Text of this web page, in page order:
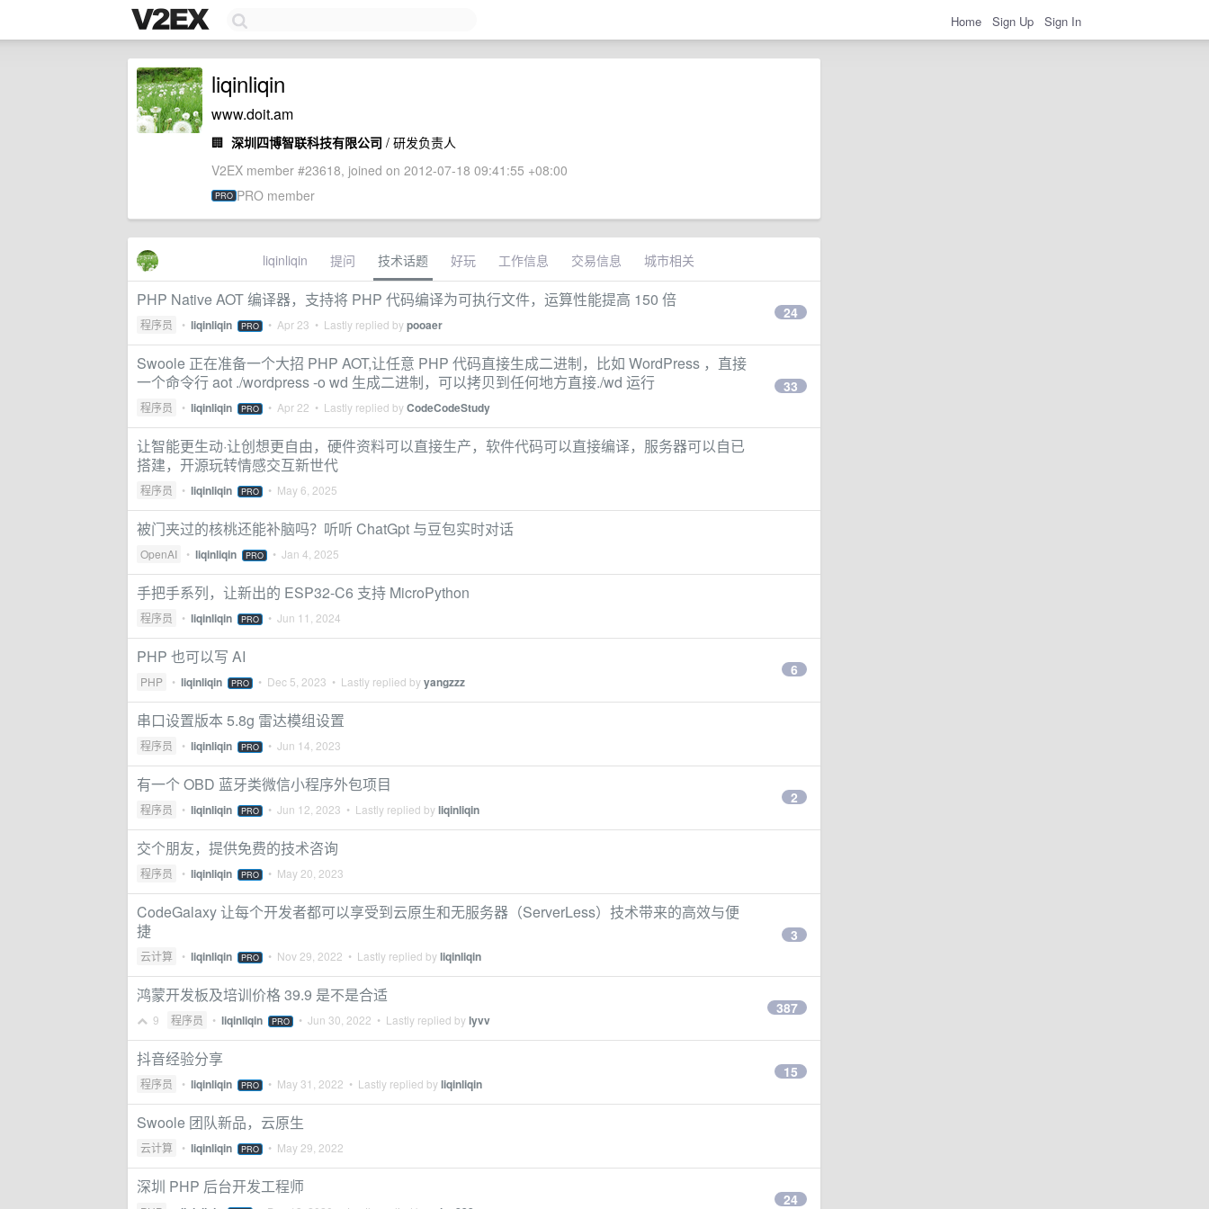
Home Sign Up Sign In
liqinliqin
www.doit.am
🏢 深圳四博智联科技有限公司 / 研发负责人
V2EX member #23618, joined on 2012-07-18 09:41:55 +08:00
PRO PRO member
liqinliqin 提问 技术话题 好玩 工作信息 交易信息 城市相关
PHP Native AOT 编译器，支持将 PHP 代码编译为可执行文件，运算性能提高 150 倍
程序员 • liqinliqin PRO • Apr 23 • Lastly replied bypooaer
24
Swoole 正在准备一个大招 PHP AOT,让任意 PHP 代码直接生成二进制，比如 WordPress ，直接
一个命令行 aot ./wordpress -o wd 生成二进制，可以拷贝到任何地方直接./wd 运行
程序员 • liqinliqin PRO • Apr 22 • Lastly replied byCodeCodeStudy
33
让智能更生动·让创想更自由，硬件资料可以直接生产，软件代码可以直接编译，服务器可以自已
搭建，开源玩转情感交互新世代
程序员 • liqinliqin PRO • May 6, 2025
被门夹过的核桃还能补脑吗？听听 ChatGpt 与豆包实时对话
OpenAI • liqinliqin PRO • Jan 4, 2025
手把手系列，让新出的 ESP32-C6 支持 MicroPython
程序员 • liqinliqin PRO • Jun 11, 2024
PHP 也可以写 AI
PHP • liqinliqin PRO • Dec 5, 2023 • Lastly replied byyangzzz
6
串口设置版本 5.8g 雷达模组设置
程序员 • liqinliqin PRO • Jun 14, 2023
有一个 OBD 蓝牙类微信小程序外包项目
程序员 • liqinliqin PRO • Jun 12, 2023 • Lastly replied byliqinliqin
2
交个朋友，提供免费的技术咨询
程序员 • liqinliqin PRO • May 20, 2023
CodeGalaxy 让每个开发者都可以享受到云原生和无服务器（ServerLess）技术带来的高效与便
捷
云计算 • liqinliqin PRO • Nov 29, 2022 • Lastly replied byliqinliqin
3
鸿蒙开发板及培训价格 39.9 是不是合适
9 程序员 • liqinliqin PRO • Jun 30, 2022 • Lastly replied bylyvv
387
抖音经验分享
程序员 • liqinliqin PRO • May 31, 2022 • Lastly replied byliqinliqin
15
Swoole 团队新品，云原生
云计算 • liqinliqin PRO • May 29, 2022
深圳 PHP 后台开发工程师
24